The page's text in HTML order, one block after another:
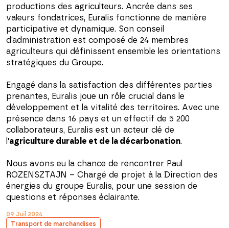
productions des agriculteurs. Ancrée dans ses
valeurs fondatrices, Euralis fonctionne de manière
participative et dynamique. Son conseil
d’administration est composé de 24 membres
agriculteurs qui définissent ensemble les orientations
stratégiques du Groupe.
Engagé dans la satisfaction des différentes parties
prenantes, Euralis joue un rôle crucial dans le
développement et la vitalité des territoires. Avec une
présence dans 16 pays et un effectif de 5 200
collaborateurs, Euralis est un acteur clé de
'agriculture durable et de la décarbonation.
Nous avons eu la chance de rencontrer Paul
ROZENSZTAJN – Chargé de projet à la Direction des
énergies du groupe Euralis, pour une session de
questions et réponses éclairante.
09 Juil 2024
Transport de marchandises